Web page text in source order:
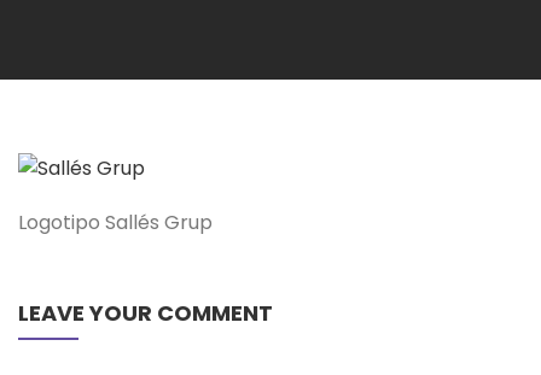
Logotipo Sallés Grup
LEAVE YOUR COMMENT